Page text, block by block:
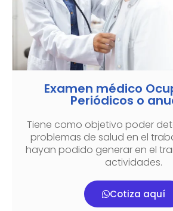
Examen médico
Periódicos o
Tiene como objetivo poder
problemas de salud en el
hayan podido generar en el
actividades.
Cotiza aquí